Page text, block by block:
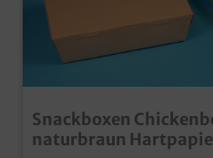
Snackboxen
naturbraun